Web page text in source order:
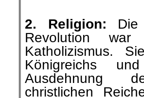
2. Religion: Die
Revolution
Katholizismus.
Königreichs
Ausdehnung
christlichen